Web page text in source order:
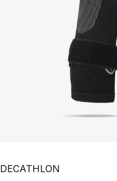
DECATHLON